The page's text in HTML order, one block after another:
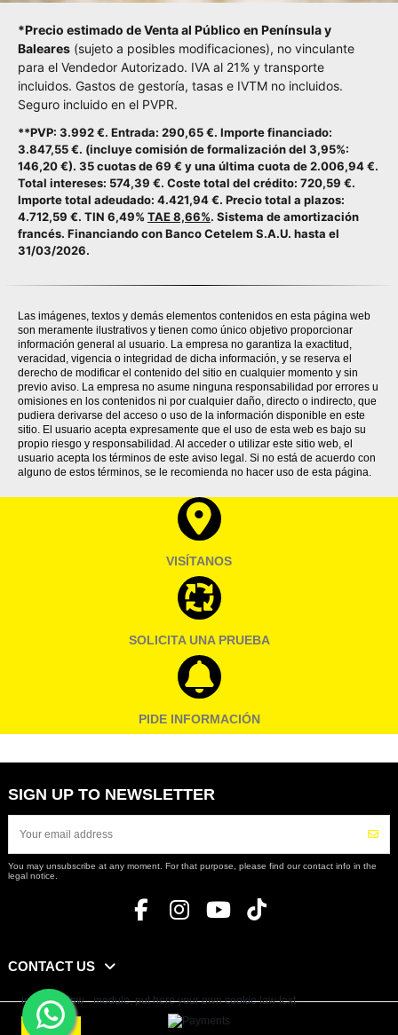
*Precio estimado de Venta al Público en Península y
Baleares (sujeto a posibles modificaciones), no vinculante
para el Vendedor Autorizado. IVA al 21% y transporte
incluidos. Gastos de gestoría, tasas e IVTM no incluidos.
Seguro incluido en el PVPR.
**PVP: 3.992 €. Entrada: 290,65 €. Importe financiado:
3.847,55 €. (incluye comisión de formalización del 3,95%:
146,20 €). 35 cuotas de 69 € y una última cuota de 2.006,94 €.
Total intereses: 574,39 €. Coste total del crédito: 720,59 €.
Importe total adeudado: 4.421,94 €. Precio total a plazos:
4.712,59 €. TIN 6,49% TAE 8,66%. Sistema de amortización
francés. Financiando con Banco Cetelem S.A.U. hasta el
31/03/2026.
Las imágenes, textos y demás elementos contenidos en esta página web
son meramente ilustrativos y tienen como único objetivo proporcionar
información general al usuario. La empresa no garantiza la exactitud,
veracidad, vigencia o integridad de dicha información, y se reserva el
derecho de modificar el contenido del sitio en cualquier momento y sin
previo aviso. La empresa no asume ninguna responsabilidad por errores u
omisiones en los contenidos ni por cualquier daño, directo o indirecto, que
pudiera derivarse del acceso o uso de la información disponible en este
sitio. El usuario acepta expresamente que el uso de esta web es bajo su
propio riesgo y responsabilidad. Al acceder o utilizar este sitio web, el
usuario acepta los términos de este aviso legal. Si no está de acuerdo con
alguno de estos términos, se le recomienda no hacer uso de esta página.
VISÍTANOS
SOLICITA UNA PRUEBA
PIDE INFORMACIÓN
SIGN UP TO NEWSLETTER
You may unsubscribe at any moment. For that purpose, please find our contact info in the
legal notice.
CONTACT US
iqitcookielaw - module, put here your own cookie law text
Accept